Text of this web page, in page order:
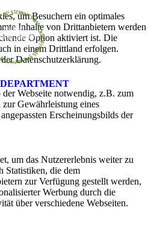
um Besuchern ein optimales
Inhalte von Drittanbietern werden
Option aktiviert ist. Die
in einem Drittland erfolgen.
Datenschutzerklärung.
Webseite notwendig, z.B. zum
Gewährleistung eines
Erscheinungsbilds der
um das Nutzererlebnis weiter zu
Statistiken, die dem
zur Verfügung gestellt werden,
Werbung durch die
über verschiedene Webseiten.